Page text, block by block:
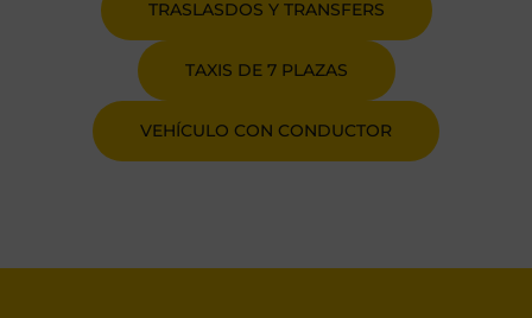
TRASLASDOS Y TRANSFERS
TAXIS DE 7 PLAZAS
VEHÍCULO CON CONDUCTOR